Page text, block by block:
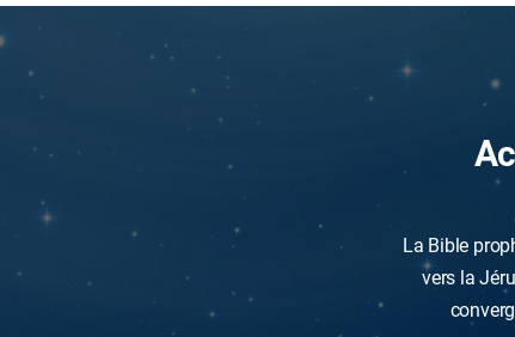
La Bible
vers la